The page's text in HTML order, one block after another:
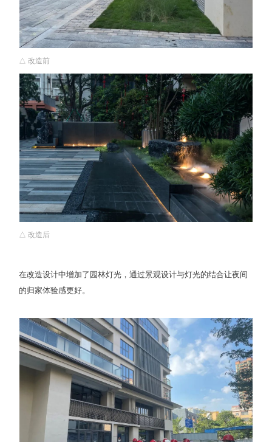
△ 改造前
△ 改造后
在改造设计中增加了园林灯光，通过景观设计与灯光的结合让夜间
的归家体验感更好。